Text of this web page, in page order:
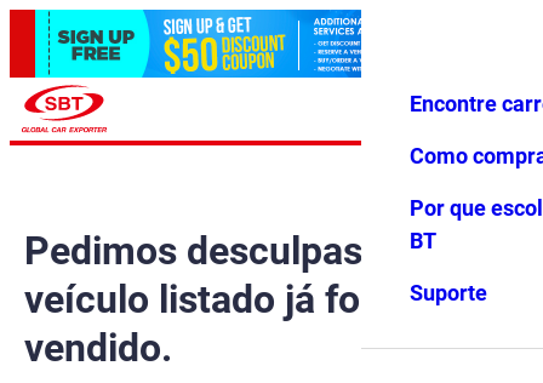
Favoritos Menu
Encontre
Como
Por que
BT
Suporte
Pedimos desculpas, mas o
veículo listado já foi
vendido.